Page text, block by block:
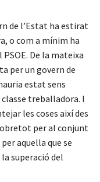
de l’Estat ha estirat
o com a mínim ha
De la mateixa
per un govern de
estat sens
treballadora. I
les coses així des
per al conjunt
aquella que se
superació del